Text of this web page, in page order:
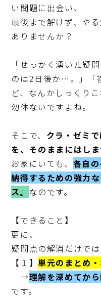
い問題に出会い、
最後まで解けず、や
ありませんか？
「せっかく湧いた疑
のは2日後か…。」「
ど、なんかしっくり
勿体ないですよね。
そこで、 クラ・ゼミ
を、そのままにはしま
お家にいても、 各自
納得するための強力
ス』 なのです。
【できること】
更に、
疑問点の解消だけでは
【１】単元のまとめ
→理解を深めてか
です。